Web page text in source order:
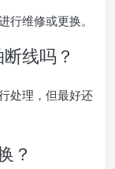
行维修或更换。
线吗？
处理，但最好还
？